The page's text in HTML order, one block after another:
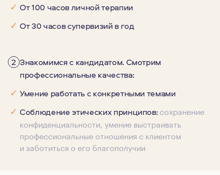
✓ От 100 часов личной терапии
✓ От 30 часов супервизий в год
2 Знакомимся с кандидатом. Смотрим
профессиональные качества:
✓ Умение работать с конкретными темами
✓ Соблюдение этических принципов: сохранение
конфиденциальности, умение выстраивать
профессиональные отношения с клиентом
и заботиться о его благополучии